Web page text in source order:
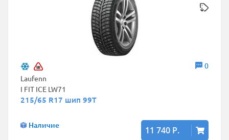
0
Laufenn
I FIT ICE LW71
215/65 R17 шип 99T
Наличие 11 740 Р.